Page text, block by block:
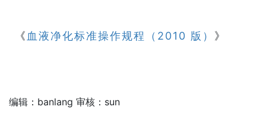
《 血液净化标准操作规程（2010 版） 》
编辑：banlang 审核：sun